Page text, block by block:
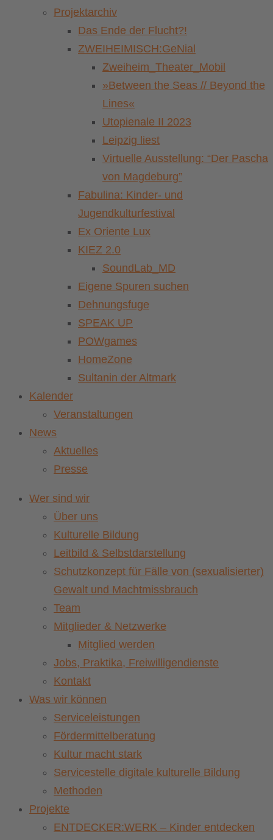
Projektarchiv
Das Ende der Flucht?!
ZWEIHEIMISCH:GeNial
Zweiheim_Theater_Mobil
»Between the Seas // Beyond the
Lines«
Utopienale II 2023
Leipzig liest
Virtuelle Ausstellung: “Der Pascha
von Magdeburg”
Fabulina: Kinder- und
Jugendkulturfestival
Ex Oriente Lux
KIEZ 2.0
SoundLab_MD
Eigene Spuren suchen
Dehnungsfuge
SPEAK UP
POWgames
HomeZone
Sultanin der Altmark
Kalender
Veranstaltungen
News
Aktuelles
Presse
Wer sind wir
Über uns
Kulturelle Bildung
Leitbild & Selbstdarstellung
Schutzkonzept für Fälle von (sexualisierter)
Gewalt und Machtmissbrauch
Team
Mitglieder & Netzwerke
Mitglied werden
Jobs, Praktika, Freiwilligendienste
Kontakt
Was wir können
Serviceleistungen
Fördermittelberatung
Kultur macht stark
Servicestelle digitale kulturelle Bildung
Methoden
Projekte
ENTDECKER:WERK – Kinder entdecken